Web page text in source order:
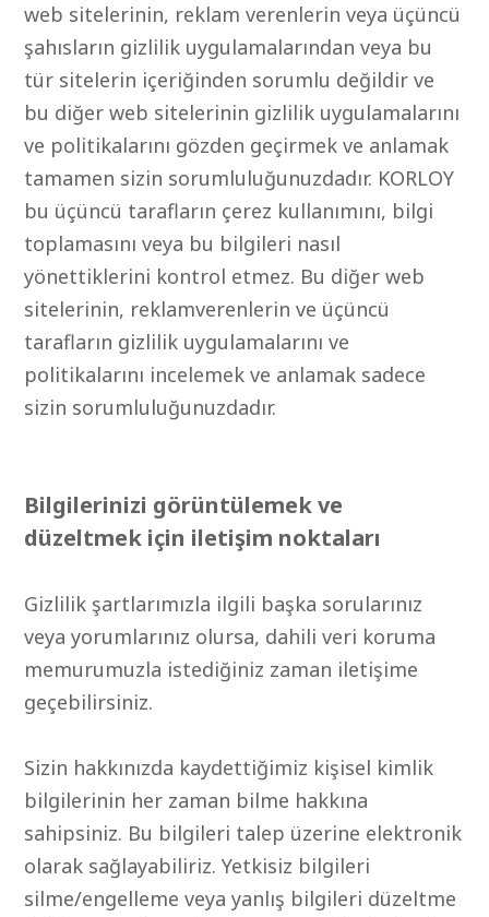
web sitelerinin, reklam verenlerin veya üçüncü
şahısların gizlilik uygulamalarından veya bu
tür sitelerin içeriğinden sorumlu değildir ve
bu diğer web sitelerinin gizlilik uygulamalarını
ve politikalarını gözden geçirmek ve anlamak
tamamen sizin sorumluluğunuzdadır. KORLOY
bu üçüncü tarafların çerez kullanımını, bilgi
toplamasını veya bu bilgileri nasıl
yönettiklerini kontrol etmez. Bu diğer web
sitelerinin, reklamverenlerin ve üçüncü
tarafların gizlilik uygulamalarını ve
politikalarını incelemek ve anlamak sadece
sizin sorumluluğunuzdadır.
Bilgilerinizi görüntülemek ve
düzeltmek için iletişim noktaları
Gizlilik şartlarımızla ilgili başka sorularınız
veya yorumlarınız olursa, dahili veri koruma
memurumuzla istediğiniz zaman iletişime
geçebilirsiniz.
Sizin hakkınızda kaydettiğimiz kişisel kimlik
bilgilerinin her zaman bilme hakkına
sahipsiniz. Bu bilgileri talep üzerine elektronik
olarak sağlayabiliriz. Yetkisiz bilgileri
silme/engelleme veya yanlış bilgileri düzeltme